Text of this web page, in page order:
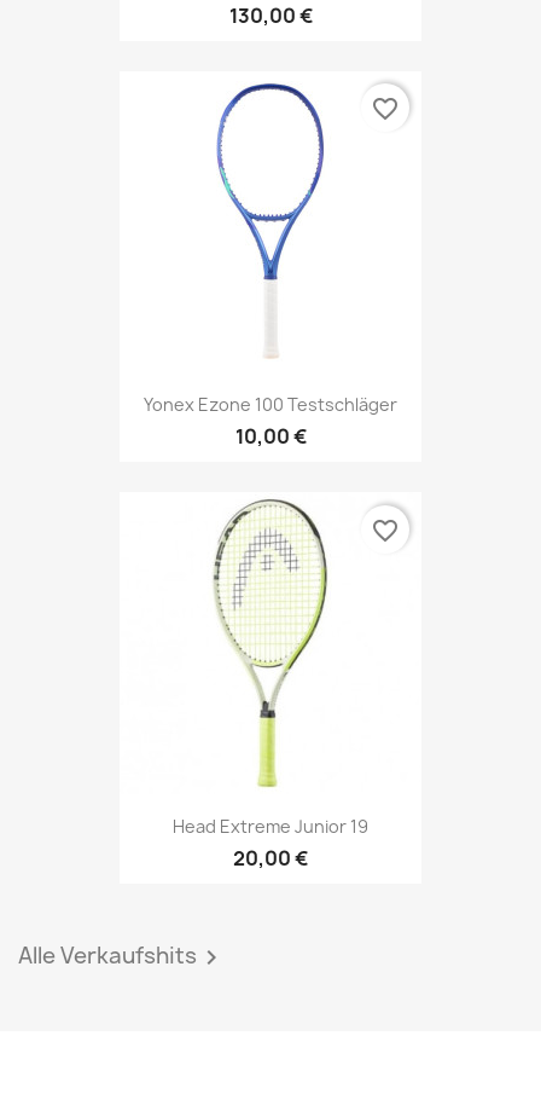
130,00 €
Yonex Ezone 100 Testschläger
10,00 €
favorite_border
Head Extreme Junior 19
20,00 €
favorite_border
Alle Verkaufshits 